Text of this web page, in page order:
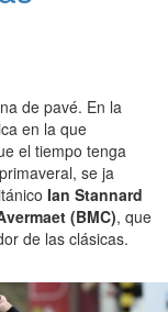
de pavé. En la
en la que
el tiempo tenga
se ja
Ian Stannard
(BMC), que
de las clásicas.